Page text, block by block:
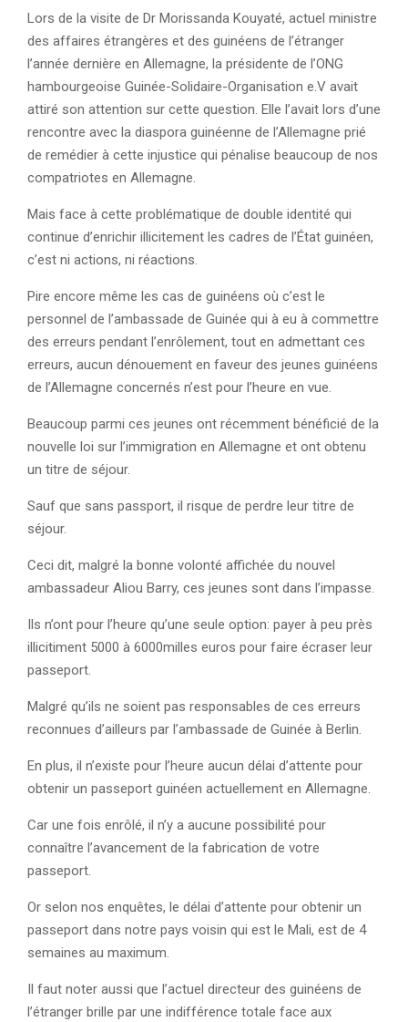
Lors de la visite de Dr Morissanda Kouyaté, actuel ministre
des affaires étrangères et des guinéens de l’étranger
l’année dernière en Allemagne, la présidente de l’ONG
hambourgeoise Guinée-Solidaire-Organisation e.V avait
attiré son attention sur cette question. Elle l’avait lors d’une
rencontre avec la diaspora guinéenne de l’Allemagne prié
de remédier à cette injustice qui pénalise beaucoup de nos
compatriotes en Allemagne.
Mais face à cette problématique de double identité qui
continue d’enrichir illicitement les cadres de l’État guinéen,
c’est ni actions, ni réactions.
Pire encore même les cas de guinéens où c’est le
personnel de l’ambassade de Guinée qui à eu à commettre
des erreurs pendant l’enrôlement, tout en admettant ces
erreurs, aucun dénouement en faveur des jeunes guinéens
de l’Allemagne concernés n’est pour l’heure en vue.
Beaucoup parmi ces jeunes ont récemment bénéficié de la
nouvelle loi sur l’immigration en Allemagne et ont obtenu
un titre de séjour.
Sauf que sans passport, il risque de perdre leur titre de
séjour.
Ceci dit, malgré la bonne volonté affichée du nouvel
ambassadeur Aliou Barry, ces jeunes sont dans l’impasse.
Ils n’ont pour l’heure qu’une seule option: payer à peu près
illicitiment 5000 à 6000milles euros pour faire écraser leur
passeport.
Malgré qu’ils ne soient pas responsables de ces erreurs
reconnues d’ailleurs par l’ambassade de Guinée à Berlin.
En plus, il n’existe pour l’heure aucun délai d’attente pour
obtenir un passeport guinéen actuellement en Allemagne.
Car une fois enrôlé, il n’y a aucune possibilité pour
connaître l’avancement de la fabrication de votre
passeport.
Or selon nos enquêtes, le délai d’attente pour obtenir un
passeport dans notre pays voisin qui est le Mali, est de 4
semaines au maximum.
Il faut noter aussi que l’actuel directeur des guinéens de
l’étranger brille par une indifférence totale face aux